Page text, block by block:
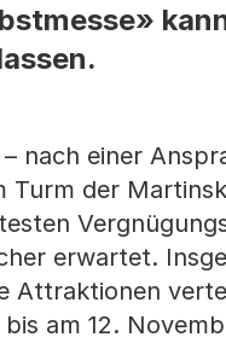
nach einer
Turm der
erwartet.
Attraktionen
am 12.